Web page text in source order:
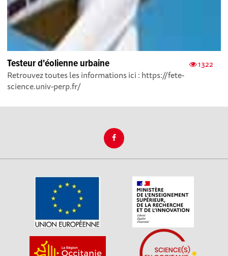
1322
Testeur d'éolienne urbaine
Retrouvez toutes les informations ici : https://fete-
science.univ-perp.fr/